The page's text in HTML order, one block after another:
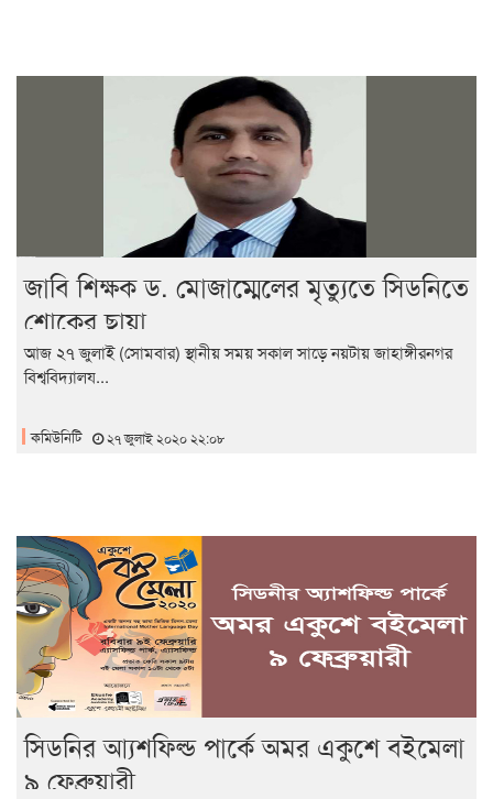
জাবি শিক্ষক ড. মোজাম্মেলের মৃত্যুতে সিডনিতে
শোকের ছায়া
আজ ২৭ জুলাই (সোমবার) স্থানীয় সময় সকাল সাড়ে নয়টায় জাহাঙ্গীরনগর
বিশ্ববিদ্যালয...
কমিউনিটি ২৭ জুলাই ২০২০ ২২:০৮
সিডনির আ্যশফিল্ড পার্কে অমর একুশে বইমেলা
৯ ফেব্রুয়ারী